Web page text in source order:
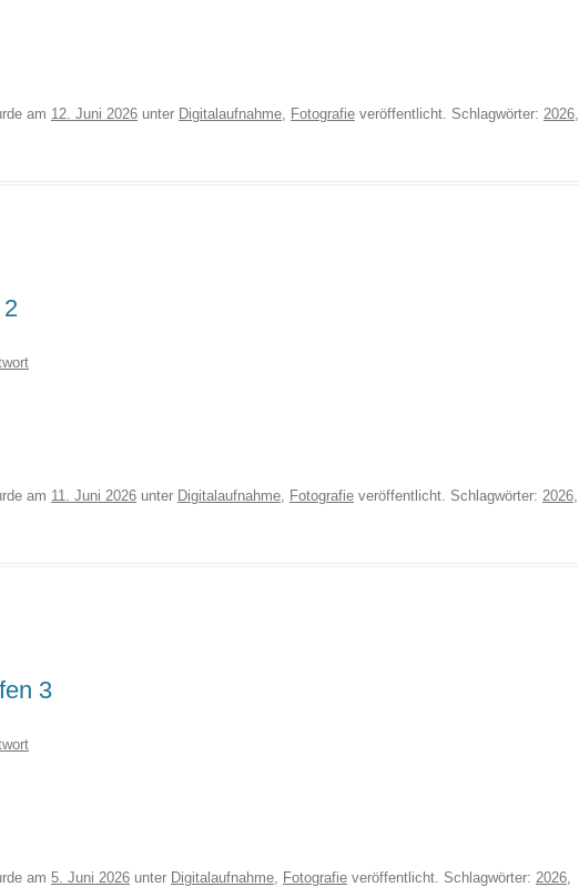
am 12. Juni 2026 unter Digitalaufnahme, Fotografie veröffentlicht. Schlagwörter: 2026,
am 11. Juni 2026 unter Digitalaufnahme, Fotografie veröffentlicht. Schlagwörter: 2026,
3
am 5. Juni 2026 unter Digitalaufnahme, Fotografie veröffentlicht. Schlagwörter: 2026,